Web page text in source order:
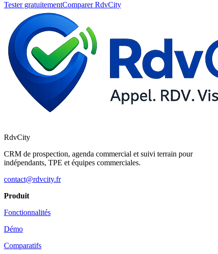
Tester gratuitementComparer RdvCity
RdvCity
CRM de prospection, agenda commercial et suivi terrain pour
indépendants, TPE et équipes commerciales.
contact@rdvcity.fr
Produit
Fonctionnalités
Démo
Comparatifs